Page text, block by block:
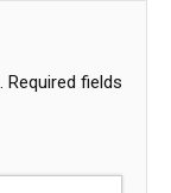
Required fields